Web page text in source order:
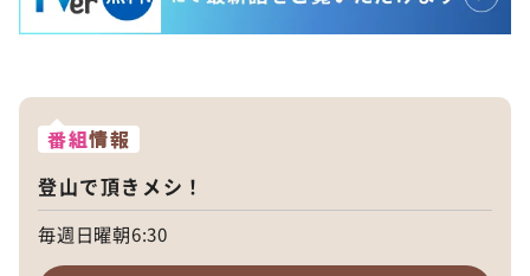
番組情報
登山で頂きメシ！
毎週日曜朝6:30